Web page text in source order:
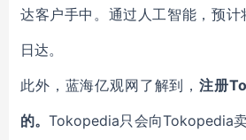
达客户手中。通过人工智能，预
日达。
此外，蓝海亿观网了解到，注册
的。Tokopedia只会向Tokopedia